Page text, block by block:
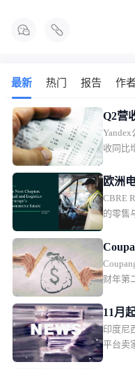
最新 热门 报告 作
Q2营
电商
收同比
欧洲
模、
CBRE
的零售
商品类
欧洲电
元，
财年第
压。
11月
额超5
印度尼
平台卖